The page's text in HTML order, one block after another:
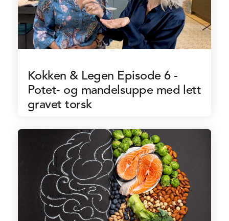
Kokken & Legen Episode 6 -
Potet- og mandelsuppe med lett
gravet torsk